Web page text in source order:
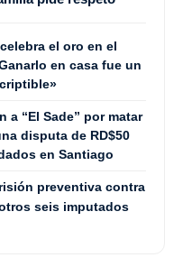
el oro en el
en casa fue un
a “El Sade” por matar
disputa de RD$50
en Santiago
preventiva contra
seis imputados